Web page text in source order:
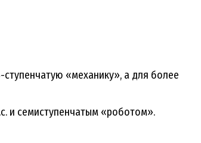
«механику», а для более
и семиступенчатым «роботом».